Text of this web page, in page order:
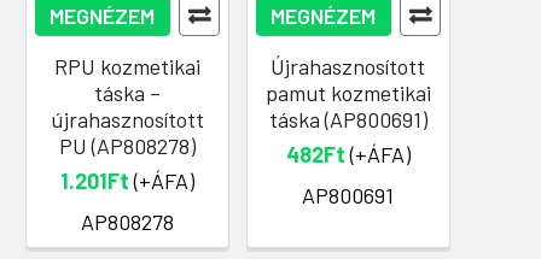
MEGNÉZEM
RPU kozmetikai
táska –
újrahasznosított
PU (AP808278)
1.201Ft(+ÁFA)
AP808278
MEGNÉZEM
Újrahasznosított
pamut kozmetikai
táska (AP800691)
482Ft(+ÁFA)
AP800691